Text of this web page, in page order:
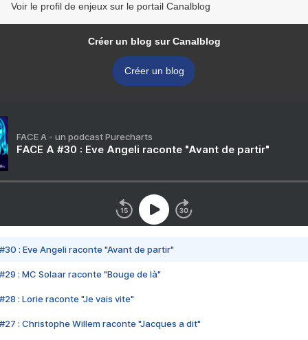
Voir le profil de enjeux sur le portail Canalblog
Créer un blog sur Canalblog
Créer un blog
FACE A - un podcast Purecharts
FACE A #30 : Eve Angeli raconte "Avant de partir"
#30 : Eve Angeli raconte "Avant de partir"
#29 : MC Solaar raconte "Bouge de là"
#28 : Lorie raconte "Je vais vite"
#27 : Christophe Willem raconte "Jacques a dit"